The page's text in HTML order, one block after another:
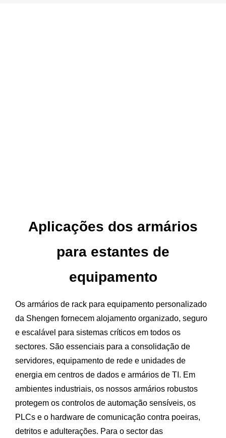
Aplicações dos armários
para estantes de
equipamento
Os armários de rack para equipamento personalizado
da Shengen fornecem alojamento organizado, seguro
e escalável para sistemas críticos em todos os
sectores. São essenciais para a consolidação de
servidores, equipamento de rede e unidades de
energia em centros de dados e armários de TI. Em
ambientes industriais, os nossos armários robustos
protegem os controlos de automação sensíveis, os
PLCs e o hardware de comunicação contra poeiras,
detritos e adulterações. Para o sector das